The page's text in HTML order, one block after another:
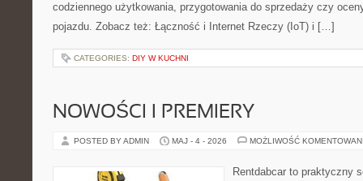
codziennego użytkowania, przygotowania do sprzedaży czy
pojazdu. Zobacz też: Łączność i Internet Rzeczy (IoT) i […]
CATEGORIES: DIY W KUCHNI
NOWOŚCI I PREMIERY
POSTED BY ADMIN MAJ - 4 - 2026 MOŻLIWOŚĆ
Rentdabcar to praktyczny